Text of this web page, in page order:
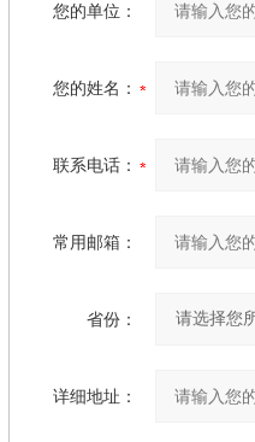
您的单位：
您的姓名：
联系电话：
常用邮箱：
省份：
详细地址：